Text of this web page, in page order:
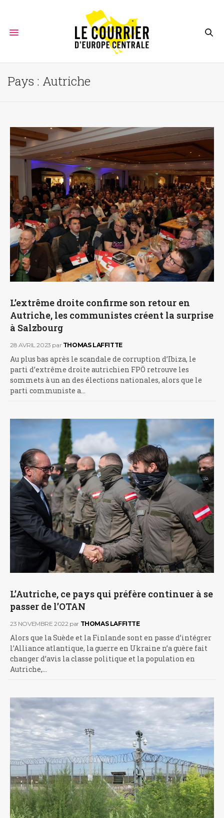
Pays : Autriche
L’extrême droite confirme son retour en
Autriche, les communistes créent la surprise
à Salzbourg
28 AVRIL 2023 par THOMAS LAFFITTE
Au plus bas après le scandale de corruption d’Ibiza, le
parti d’extrême droite autrichien FPÖ retrouve les
sommets à un an des élections nationales, alors que le
parti communiste a…
L’Autriche, ce pays qui préfère continuer à se
passer de l’OTAN
23 NOVEMBRE 2022 par THOMAS LAFFITTE
Alors que la Suède et la Finlande sont en passe d’intégrer
l’Alliance atlantique, la guerre en Ukraine n’a guère fait
changer d’avis la classe politique et la population en
Autriche,…